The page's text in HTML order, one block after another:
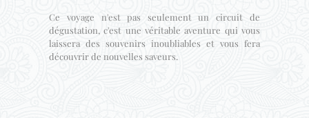
Ce voyage n'est pas seulement un circuit de
dégustation, c'est une véritable aventure qui vous
laissera des souvenirs inoubliables et vous fera
découvrir de nouvelles saveurs.